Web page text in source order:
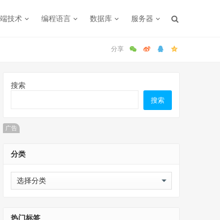
技术 编程语言 数据库 服务器
搜索
搜索
广告
分类
分
类
热门标签